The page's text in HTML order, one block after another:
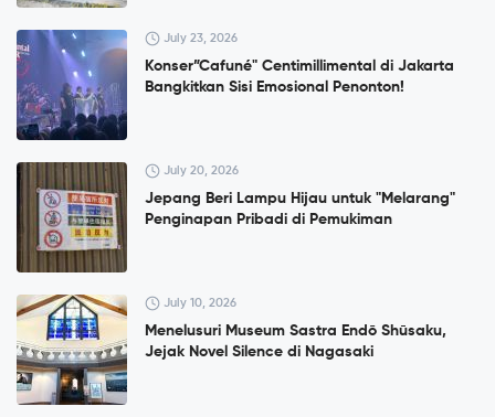
July 23, 2026
Konser”Cafuné" Centimillimental di Jakarta
Bangkitkan Sisi Emosional Penonton!
July 20, 2026
Jepang Beri Lampu Hijau untuk "Melarang"
Penginapan Pribadi di Pemukiman
July 10, 2026
Menelusuri Museum Sastra Endō Shūsaku,
Jejak Novel Silence di Nagasaki